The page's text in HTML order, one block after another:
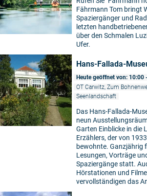
Fährmann Tom bringt
Spaziergänger und
letzten
über den Schmalen
Ufer.
Hans-Fallada-
Heute geöffnet von: 10:00
OT Carwitz, Zum
Seenlandschaft
Das Hans-Fallada-
neun
Garten Einblicke in die
Erzählers, der von
bewohnte. Ganzjährig
Lesungen, Vorträge
Spaziergänge statt.
Hörstationen und
vervollständigen das